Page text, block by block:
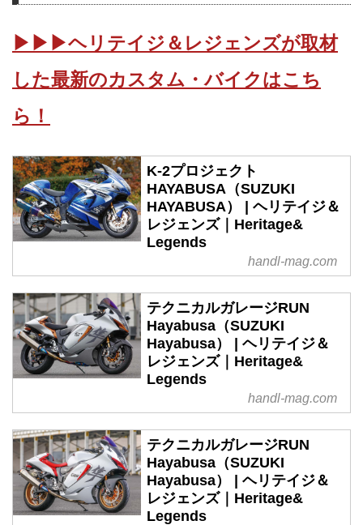
▶▶▶ヘリテイジ＆レジェンズが取材
した最新のカスタム・バイクはこち
ら！
K-2プロジェクト
HAYABUSA（SUZUKI
HAYABUSA） | ヘリテイジ＆
レジェンズ｜Heritage&
Legends
handl-mag.com
テクニカルガレージRUN
Hayabusa（SUZUKI
Hayabusa） | ヘリテイジ＆
レジェンズ｜Heritage&
Legends
handl-mag.com
テクニカルガレージRUN
Hayabusa（SUZUKI
Hayabusa） | ヘリテイジ＆
レジェンズ｜Heritage&
Legends